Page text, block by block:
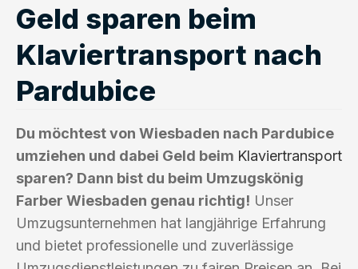
Geld sparen beim
Klaviertransport nach
Pardubice
Du möchtest von Wiesbaden nach Pardubice
umziehen und dabei Geld beim Klaviertransport
sparen? Dann bist du beim Umzugskönig
Farber Wiesbaden genau richtig! Unser
Umzugsunternehmen hat langjährige Erfahrung
und bietet professionelle und zuverlässige